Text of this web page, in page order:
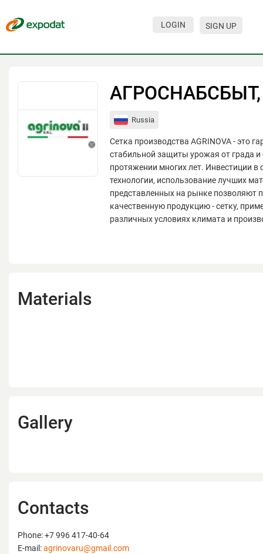
LOGIN SIGN UP
Russia
Сетка производства AGRINOVA - это
стабильной защиты урожая от града и
протяжении многих лет. Инвестиции в
технологии, использование лучших
представленных на рынке позволяют
качественную продукцию - сетку,
различных условиях климата и
Materials
Gallery
Contacts
Phone: +7 996 417-40-64
E-mail:agrinovaru@gmail.com
Events
For organizations